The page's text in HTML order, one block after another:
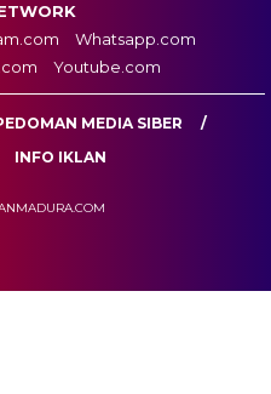
Whatsapp.com
Youtube.com
MEDIA SIBER
INFO IKLAN